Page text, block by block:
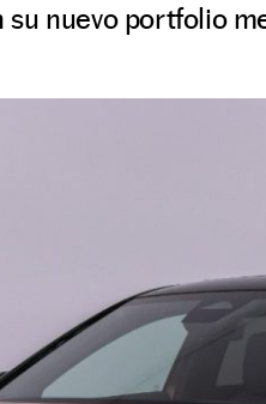
su nuevo portfolio